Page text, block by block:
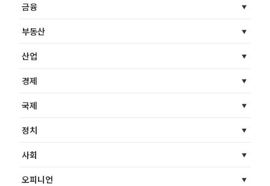
금융
부동산
산업
경제
국제
정치
사회
오피니언